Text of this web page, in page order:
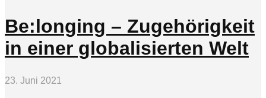
Be:longing – Zugehörigkeit
in einer globalisierten Welt
23. Juni 2021